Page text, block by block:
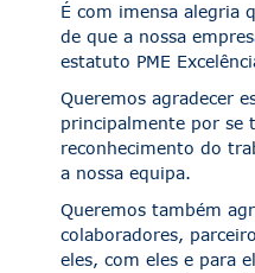
É com imensa alegria
de que a nossa
estatuto PME
Queremos agradecer
principalmente por se
reconhecimento do
a nossa equipa.
Queremos também
colaboradores,
eles, com eles e para